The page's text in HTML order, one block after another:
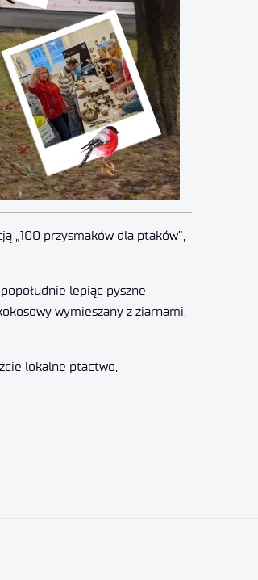
„100 przysmaków dla ptaków”,
lepiąc pyszne
wymieszany z ziarnami,
lokalne ptactwo,